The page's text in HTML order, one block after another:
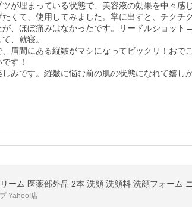
が埋まっている状態で、美容液の効果を中々感
くて、使用してみました。掌に出すと、チクチ
が、ほぼ痛みはなかったです。リードルショッ
、就寝。
眉間にある縦皺がマシになってビックリ！おで
す！
みです。縦皺に悩む前の肌の状態になれて嬉し
ーム 医薬部外品 2本 洗顔 洗顔料 洗顔フォーム
Yahoo!店